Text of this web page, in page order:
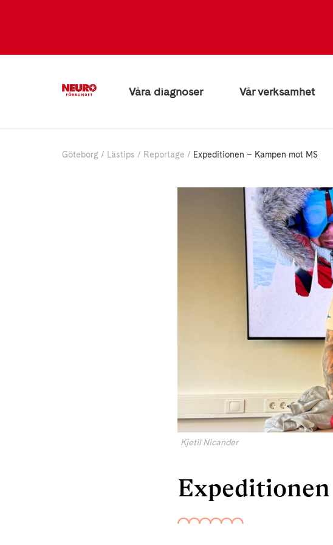
Våra diagnoser Vår verksamhet
Göteborg Lästips Reportage Expeditionen – Kampen mot MS
Kjetil Nicander